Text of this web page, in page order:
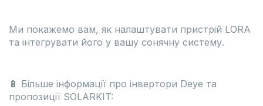
Ми покажемо вам, як налаштувати пристрій LORA
та інтегрувати його у вашу сонячну систему.
🔋 Більше інформації про інвертори Deye та
пропозиції SOLARKIT: